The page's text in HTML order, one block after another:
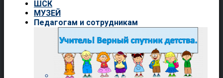
ШСК
МУЗЕЙ
Педагогам и сотрудникам